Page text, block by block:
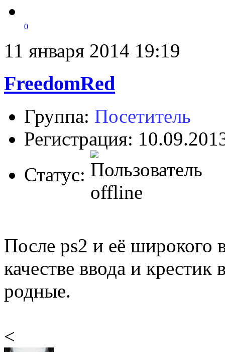
0
11 января 2014 19:19
FreedomRed
Группа: Посетитель
Регистрация:
Статус:
После ps2 и её широкого
качестве ввода и
родные.
<